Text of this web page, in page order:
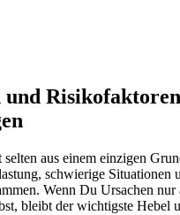
und
selten aus einem einzigen
schwierige Situationen
Wenn Du Ursachen nur
bleibt der wichtigste Hebel